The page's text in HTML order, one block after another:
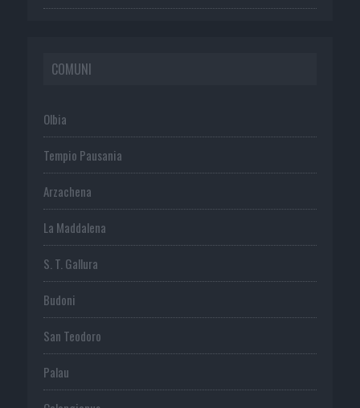
COMUNI
Olbia
Tempio Pausania
Arzachena
La Maddalena
S. T. Gallura
Budoni
San Teodoro
Palau